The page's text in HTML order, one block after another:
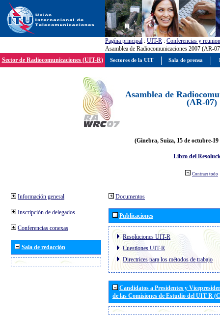
Pagína principal : UIT-R : Conferencias y
Asamblea de Radiocomunicaciones 2007 (AR-
Sector de Radiocomunicaciones (UIT-R)
Asamblea de
(AR-07)
(Ginebra, Suiza, 15 de octubre-19
Libro del
Contraer todo
Información general
Inscripción de delegados
Conferencias conexas
Sala de redacción
Documentos
Publicaciones
Resoluciones UIT-R
Cuestiones UIT-R
Directrices para los métodos de trabajo
Candidatos a Presidentes y
de las Comisiones de Estudio del UIT R
Sectores de la UIT Sala de prensa